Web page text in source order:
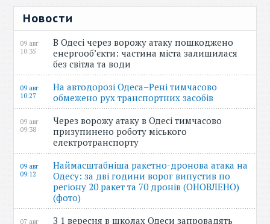
Новости
09 авг
10:35
В Одесі через ворожу атаку пошкоджено
енергооб’єкти: частина міста залишилася
без світла та води
09 авг
10:27
На автодорозі Одеса–Рені тимчасово
обмежено рух транспортних засобів
09 авг
09:38
Через ворожу атаку в Одесі тимчасово
призупинено роботу міського
електротранспорту
09 авг
09:12
Наймасштабніша ракетно-дронова атака на
Одесу: за дві години ворог випустив по
регіону 20 ракет та 70 дронів (ОНОВЛЕНО)
(фото)
07 авг З 1 вересня в школах Одеси запровадять